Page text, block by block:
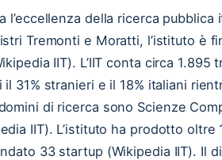
l’eccellenza della ricerca
Tremonti e Moratti, l’istituto è
IIT). L’IIT conta circa
31% stranieri e il 18% italiani
di ricerca sono Scienze
IIT). L’istituto ha prodotto
33 startup (Wikipedia IIT). Il